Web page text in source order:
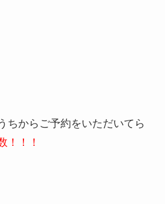
ちからご予約をいただいてら
！！！